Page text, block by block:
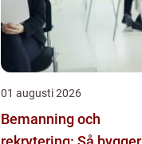
01 augusti 2026
Bemanning och